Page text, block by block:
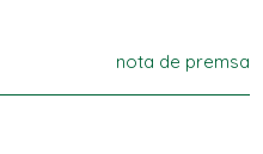
nota de premsa